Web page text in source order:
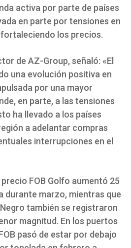
activa por parte de países
en parte por tensiones en
los precios.
de AZ-Group, señaló: «El
una evolución positiva en
por una mayor
en parte, a las tensiones
ha llevado a los países
a adelantar compras
interrupciones en el
FOB Golfo aumentó 25
durante marzo, mientras que
también se registraron
magnitud. En los puertos
pasó de estar por debajo